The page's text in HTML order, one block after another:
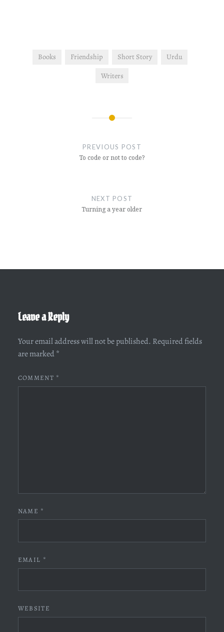
Books Friendship Short Story
Urdu
Writers
PREVIOUS POST
To code or not to code?
NEXT POST
Turning a year older
Leave a Reply
Your email address will not be published. Required fields
are marked *
COMMENT *
NAME *
EMAIL *
WEBSITE